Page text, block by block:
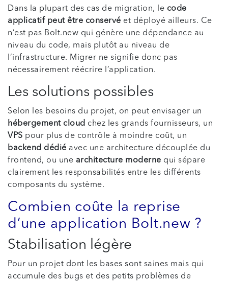
Dans la plupart des cas de migration, le code
applicatif peut être conservé et déployé ailleurs. Ce
n’est pas Bolt.new qui génère une dépendance au
niveau du code, mais plutôt au niveau de
l’infrastructure. Migrer ne signifie donc pas
nécessairement réécrire l’application.
Les solutions possibles
Selon les besoins du projet, on peut envisager un
hébergement cloud chez les grands fournisseurs, un
VPS pour plus de contrôle à moindre coût, un
backend dédié avec une architecture découplée du
frontend, ou une architecture moderne qui sépare
clairement les responsabilités entre les différents
composants du système.
Combien coûte la reprise
d’une application Bolt.new ?
Stabilisation légère
Pour un projet dont les bases sont saines mais qui
accumule des bugs et des petits problèmes de